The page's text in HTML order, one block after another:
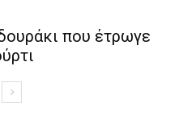
που έτρωγε